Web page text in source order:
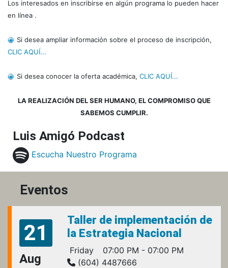
Los interesados en inscribirse en algún programa lo pueden hacer
en línea .
Si desea ampliar información sobre el proceso de inscripción,
CLIC AQUÍ...
Si desea conocer la oferta académica, CLIC AQUÍ...
LA REALIZACIÓN DEL SER HUMANO, EL COMPROMISO QUE
SABEMOS CUMPLIR.
Luis Amigó Podcast
Escucha Nuestro Programa
Eventos
21
Aug
Taller de implementación de
la Estrategia Nacional
Friday
07:00 PM - 07:00 PM
(604) 4487666